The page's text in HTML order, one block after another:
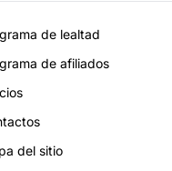
de lealtad
de afiliados
del sitio